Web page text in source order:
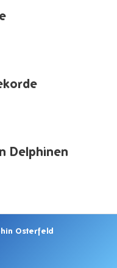
Delphinen
Osterfeld